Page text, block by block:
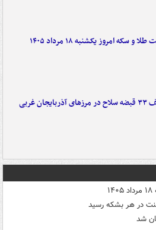
و سکه امروز یکشنبه ۱۸ مرداد ۱۴۰۵
غربی